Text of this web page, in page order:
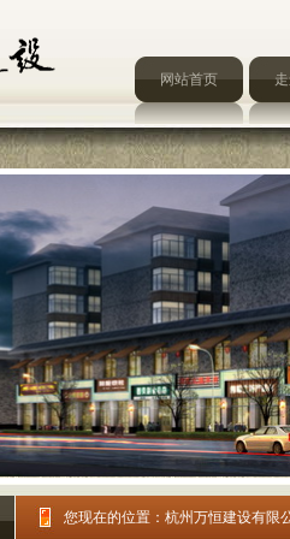
网站首页
您现在的位置： 杭州万恒建设有限